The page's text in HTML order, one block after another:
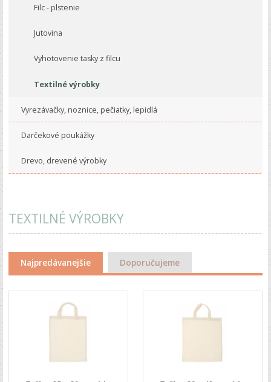
Filc - plstenie
Jutovina
Vyhotovenie tasky z filcu
Textilné výrobky
Vyrezávačky, noznice, pečiatky, lepidlá
Darčekové poukážky
Drevo, drevené výrobky
TEXTILNÉ VÝROBKY
Najpredávanejšie Doporučujeme